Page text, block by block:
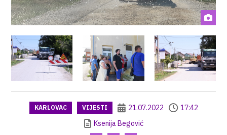
KARLOVAC VIJESTI 21.07.2022
17:42
Ksenija Begović